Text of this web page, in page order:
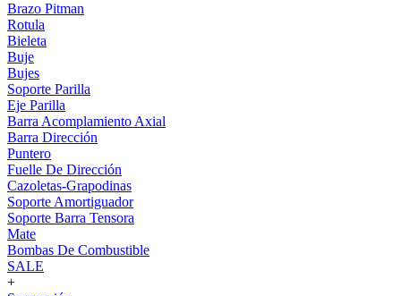
Brazo Pitman
Rotula
Bieleta
Buje
Bujes
Soporte Parilla
Eje Parilla
Barra Acomplamiento Axial
Barra Dirección
Puntero
Fuelle De Dirección
Cazoletas-Grapodinas
Soporte Amortiguador
Soporte Barra Tensora
Mate
Bombas De Combustible
SALE
+